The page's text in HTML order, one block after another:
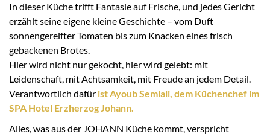
In dieser Küche trifft Fantasie auf Frische, und jedes Gericht
erzählt seine eigene kleine Geschichte – vom Duft
sonnengereifter Tomaten bis zum Knacken eines frisch
gebackenen Brotes.
Hier wird nicht nur gekocht, hier wird gelebt: mit
Leidenschaft, mit Achtsamkeit, mit Freude an jedem Detail.
Verantwortlich dafür ist Ayoub Semlali, dem Küchenchef im
SPA Hotel Erzherzog Johann.
Alles, was aus der JOHANN Küche kommt, verspricht